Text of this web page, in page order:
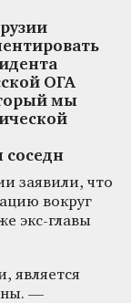
ОГА
мы
соседн
заявили, что
вокруг
экс-главы
является
—